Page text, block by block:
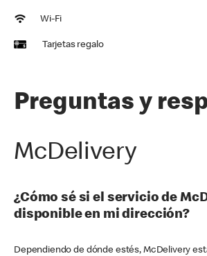
Wi-Fi
Tarjetas regalo
Preguntas y
McDelivery
¿Cómo sé si el servicio de
disponible en mi dirección?
Dependiendo de dónde estés, McDelivery